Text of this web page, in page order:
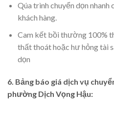
Qúa trình chuyển dọn
khách hàng.
Cam kết bồi thường 100%
thất thoát hoặc hư hỏng tài
dọn
6. Bảng báo giá dịch vụ
phường Dịch Vọng Hậu: